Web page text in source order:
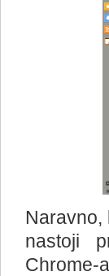
nastoji
Chrome-